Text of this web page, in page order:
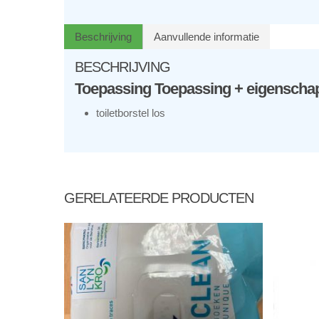
Beschrijving Aanvullende informatie
BESCHRIJVING
Toepassing Toepassing +
toiletborstel los
GERELATEERDE PRODUCTEN